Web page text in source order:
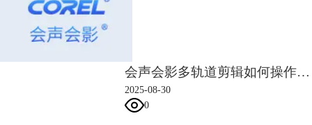
图5：设置字幕格式
完成以上设置后，会声会影会自动进行字幕的转换，如果视频比较长，需
会声会影多轨道剪辑如何操作 会声会影多轨道剪辑素材同步对齐方法
2025-08-30
0